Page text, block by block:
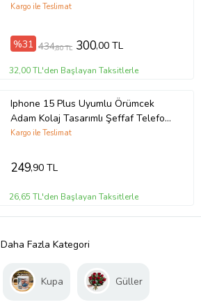
Kargo ile Teslimat
%31 434,80 TL 300,00 TL
32,00 TL'den Başlayan Taksitlerle
Iphone 15 Plus Uyumlu Örümcek
Adam Kolaj Tasarımlı Şeffaf Telefon
Kılıfı
Kargo ile Teslimat
249,90 TL
26,65 TL'den Başlayan Taksitlerle
Daha Fazla Kategori
Kupa Güller